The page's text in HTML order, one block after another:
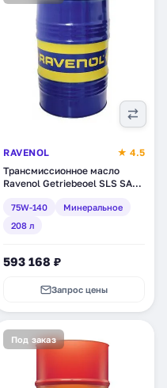
RAVENOL
★ 4.5
Трансмиссионное масло
Ravenol Getriebeoel SLS SAE
минеральное, 208 л (1221110-
208)
75W-140
Минеральное
208 л
593 168 ₽
Запрос цены
Под заказ